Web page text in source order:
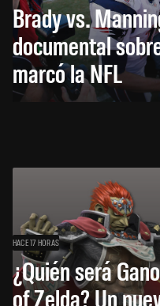
Brady vs.
documental
marcó la NFL
HACE 17 HORAS
¿Quién será
of Zelda? Un